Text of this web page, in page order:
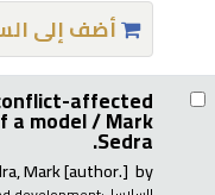
أضف إلى
affected
a model /Mark
Sedra.
by
Mark[author.]